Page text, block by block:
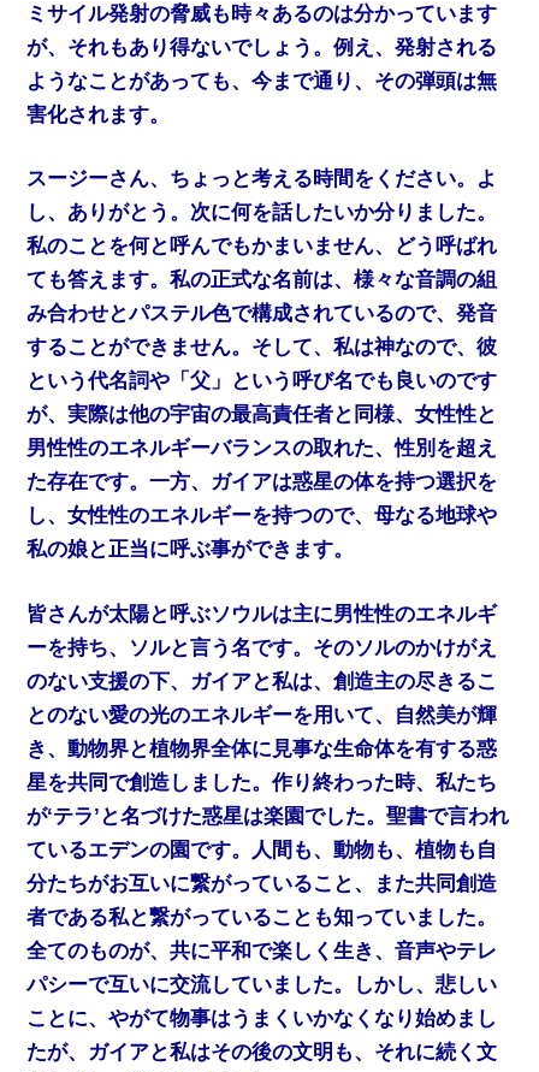
ミサイル発射の脅威も時々あるのは分かっています
が、それもあり得ないでしょう。例え、発射される
ようなことがあっても、今まで通り、その弾頭は無
害化されます。
スージーさん、ちょっと考える時間をください。よ
し、ありがとう。次に何を話したいか分りました。
私のことを何と呼んでもかまいません、どう呼ばれ
ても答えます。私の正式な名前は、様々な音調の組
み合わせとパステル色で構成されているので、発音
することができません。そして、私は神なので、彼
という代名詞や「父」という呼び名でも良いのです
が、実際は他の宇宙の最高責任者と同様、女性性と
男性性のエネルギーバランスの取れた、性別を超え
た存在です。一方、ガイアは惑星の体を持つ選択を
し、女性性のエネルギーを持つので、母なる地球や
私の娘と正当に呼ぶ事ができます。
皆さんが太陽と呼ぶソウルは主に男性性のエネルギ
ーを持ち、ソルと言う名です。そのソルのかけがえ
のない支援の下、ガイアと私は、創造主の尽きるこ
とのない愛の光のエネルギーを用いて、自然美が輝
き、動物界と植物界全体に見事な生命体を有する惑
星を共同で創造しました。作り終わった時、私たち
が‘テラ’と名づけた惑星は楽園でした。聖書で言われ
ているエデンの園です。人間も、動物も、植物も自
分たちがお互いに繋がっていること、また共同創造
者である私と繋がっていることも知っていました。
全てのものが、共に平和で楽しく生き、音声やテレ
パシーで互いに交流していました。しかし、悲しい
ことに、やがて物事はうまくいかなくなり始めまし
たが、ガイアと私はその後の文明も、それに続く文